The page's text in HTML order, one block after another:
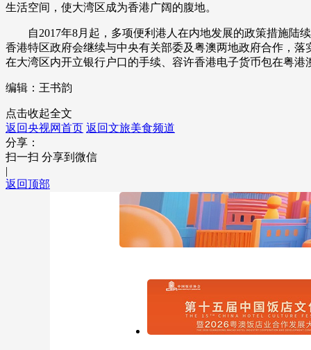
生活空间，使大湾区成为香港广阔的腹地。
自2017年8月起，多项便利港人在内地发展的政策措施陆续
香港特区政府会继续与中央有关部委及粤澳两地政府合作，
在大湾区内开立银行户口的手续、容许香港电子货币包在粤
编辑：王书韵
点击收起全文
返回央视网首页 返回文旅美食频道
分享：
扫一扫 分享到微信
|
返回顶部